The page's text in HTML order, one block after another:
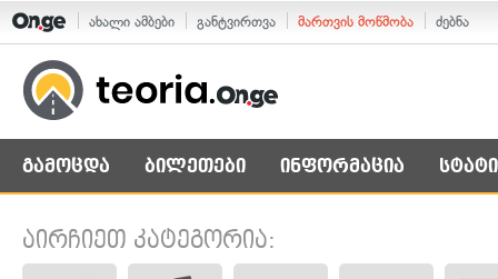
ახალი ამბები განტვირთვა მართვის მოწმობა ძებნა
გამოცდა ბილეთები ინფორმაცია
აირჩიეთ კატეგორია: